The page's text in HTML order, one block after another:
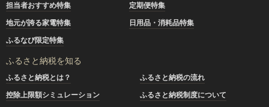
担当者おすすめ特集
定期便特集
地元が誇る家電特集
日用品・消耗品特集
ふるなび限定特集
ふるさと納税を知る
ふるさと納税とは？
ふるさと納税の流れ
控除上限額シミュレーション
ふるさと納税制度について